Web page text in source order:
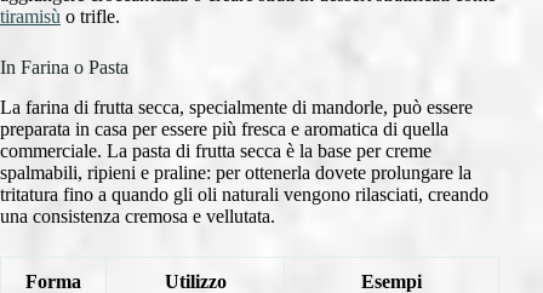
tiramisù o trifle.
In Farina o Pasta
La farina di frutta secca, specialmente di mandorle, può essere
preparata in casa per essere più fresca e aromatica di quella
commerciale. La pasta di frutta secca è la base per creme
spalmabili, ripieni e praline: per ottenerla dovete prolungare la
tritatura fino a quando gli oli naturali vengono rilasciati, creando
una consistenza cremosa e vellutata.
Forma Utilizzo Esempi